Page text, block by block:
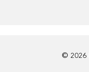
© 2026